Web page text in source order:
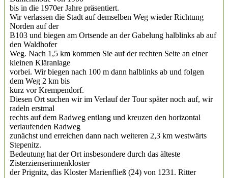
bis in die 1970er Jahre präsentiert.
Wir verlassen die Stadt auf demselben Weg wieder Richtung
Norden auf der
B103 und biegen am Ortsende an der Gabelung halblinks ab auf
den Waldhofer
Weg. Nach 1,5 km kommen Sie auf der rechten Seite an einer
kleinen Kläranlage
vorbei. Wir biegen nach 100 m dann halblinks ab und folgen
dem Weg 2 km bis
kurz vor Krempendorf.
Diesen Ort suchen wir im Verlauf der Tour später noch auf, wir
radeln erstmal
rechts auf dem Radweg entlang und kreuzen den horizontal
verlaufenden Radweg
zunächst und erreichen dann nach weiteren 2,3 km westwärts
Stepenitz.
Bedeutung hat der Ort insbesondere durch das älteste
Zisterzienserinnenkloster
der Prignitz, das Kloster Marienfließ (24) von 1231. Ritter